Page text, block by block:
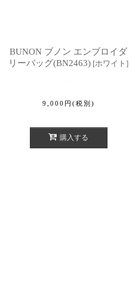
BUNON ブノン エンブロイダ
リーバッグ(BN2463) [ホワイト ]
9,000 円 (税別)
購入する